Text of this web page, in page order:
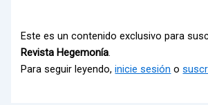
Este es un contenido exclusivo para
Revista Hegemonía.
Para seguir leyendo,inicie sesión o